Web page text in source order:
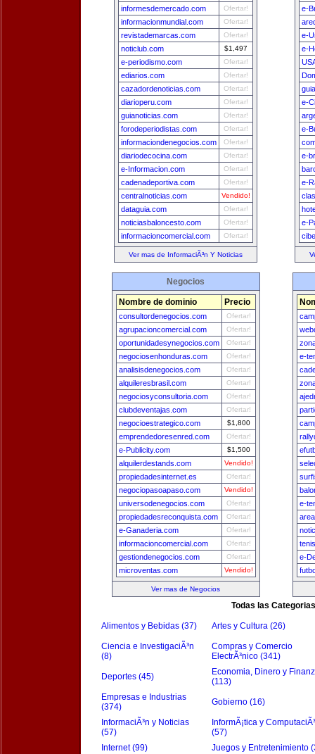
informesdemercado.com Ofertar!
informacionmundial.com Ofertar!
revistademarcas.com Ofertar!
noticlub.com $1,497
e-periodismo.com Ofertar!
ediarios.com Ofertar!
cazadordenoticias.com Ofertar!
diarioperu.com Ofertar!
guianoticias.com Ofertar!
forodeperiodistas.com Ofertar!
informaciondenegocios.com Ofertar!
diariodecocina.com Ofertar!
e-Informacion.com Ofertar!
cadenadeportiva.com Ofertar!
centralnoticias.com Vendido!
dataguia.com Ofertar!
noticiasbaloncesto.com Ofertar!
informacioncomercial.com Ofertar!
Ver mas de InformaciÃ³n Y Noticias
e-
e-
e-
e-
e-
e-
e-
e-
Negocios
Nombre de dominio Precio
consultordenegocios.com Ofertar!
agrupacioncomercial.com Ofertar!
oportunidadesynegocios.com Ofertar!
negociosenhonduras.com Ofertar!
analisisdenegocios.com Ofertar!
alquileresbrasil.com Ofertar!
negociosyconsultoria.com Ofertar!
clubdeventajas.com Ofertar!
negocioestrategico.com $1,800
emprendedoresenred.com Ofertar!
e-Publicity.com $1,500
alquilerdestands.com Vendido!
propiedadesinternet.es Ofertar!
negociopasoapaso.com Vendido!
universodenegocios.com Ofertar!
propiedadesreconquista.com Ofertar!
e-Ganaderia.com Ofertar!
informacioncomercial.com Ofertar!
gestiondenegocios.com Ofertar!
microventas.com Vendido!
Ver mas de Negocios
e-
e-
e-
Todas las Categorias
Alimentos y Bebidas (37) Artes y Cultura (26)
Ciencia e InvestigaciÃ³n
(8)
Compras y Comercio
ElectrÃ³nico (341)
Deportes (45)
Economia, Dinero y
(113)
Empresas e Industrias
(374)
Gobierno (16)
InformaciÃ³n y Noticias
(57)
InformÃ¡tica y
(57)
Internet (99)
Juegos y Entretenimiento